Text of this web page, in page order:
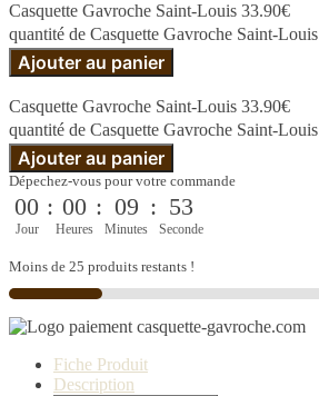
Casquette Gavroche Saint-Louis 33.90€
quantité de Casquette Gavroche Saint-Louis
Ajouter au panier
Casquette Gavroche Saint-Louis 33.90€
quantité de Casquette Gavroche Saint-Louis
Ajouter au panier
Dépechez-vous pour votre commande
00
Jour
: 00
Heures
: 09
Minutes
: 52
Seconde
Moins de 25 produits restants !
Fiche Produit
Description